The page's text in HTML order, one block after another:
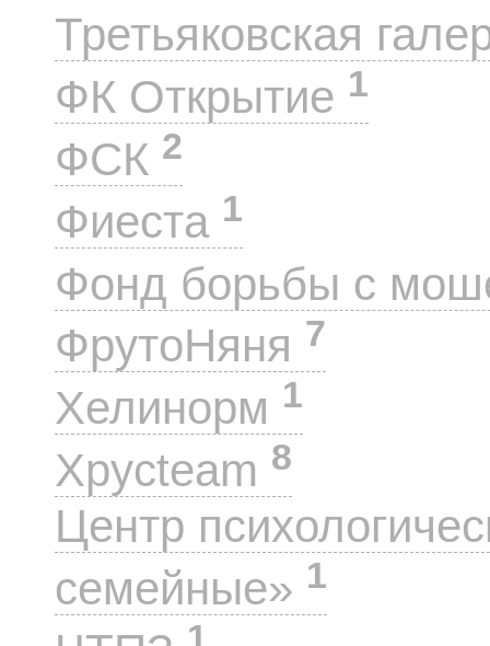
Третьяковская
ФК Открытие 1
ФСК 2
Фиеста 1
Фонд борьбы с
ФрутоНяня 7
Хелинорм 1
Хрусteam 8
Центр
семейные» 1
1